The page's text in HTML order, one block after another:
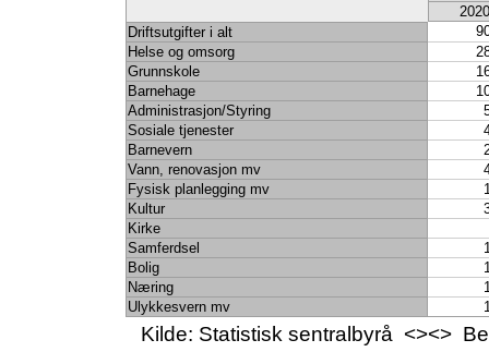
2020
Driftsutgifter i alt
Helse og omsorg
Grunnskole
Barnehage
Administrasjon/Styring
Sosiale tjenester
Barnevern
Vann, renovasjon mv
Fysisk planlegging mv
Kultur
Kirke
Samferdsel
Bolig
Næring
Ulykkesvern mv
Kilde: Statistisk sentralbyrå <><>